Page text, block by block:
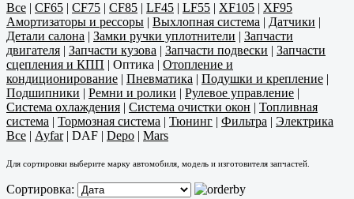
Все | CF65 | CF75 | CF85 | LF45 | LF55 | XF105 | XF95
Амортизаторы и рессоры | Выхлопная система | Датчики |
Детали салона | Замки ручки уплотнители | Запчасти
двигателя | Запчасти кузова | Запчасти подвески | Запчасти
сцепления и КПП | Оптика | Отопление и
кондиционирование | Пневматика | Подушки и крепление |
Подшипники | Ремни и ролики | Рулевое управление |
Система охлаждения | Система очистки окон | Топливная
система | Тормозная система | Тюнинг | Фильтра | Электрика
Все | Ayfar| DAF | Depo | Mars
Для сортировки выберите марку автомобиля, модель и изготовителя запчастей.
Сортировка: